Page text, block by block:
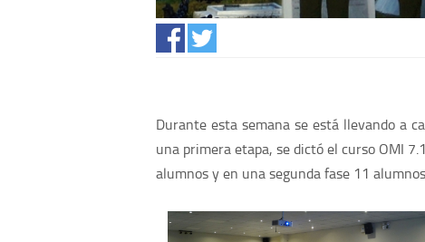
Durante esta semana se está llevando a
una primera etapa, se dictó el curso OMI
alumnos y en una segunda fase 11